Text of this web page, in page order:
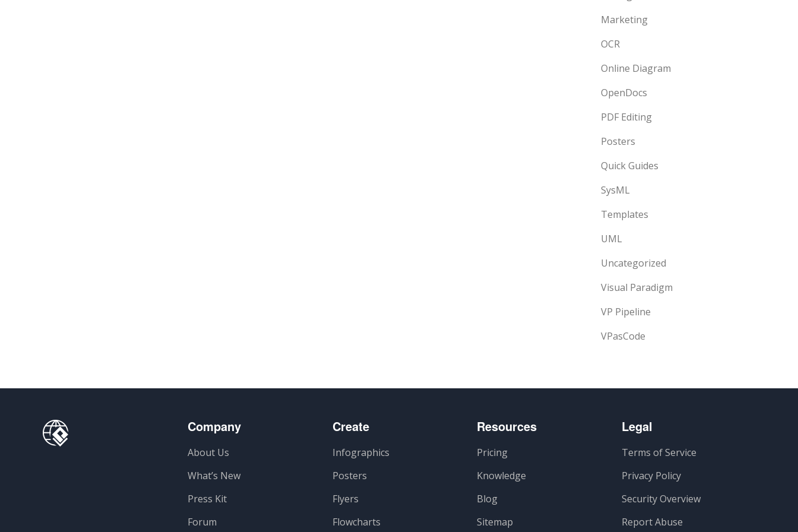
Marketing
OCR
Online Diagram
OpenDocs
PDF Editing
Posters
Quick Guides
SysML
Templates
UML
Uncategorized
Visual Paradigm
VP Pipeline
VPasCode
Company
About Us
What’s New
Press Kit
Forum
Create
Infographics
Posters
Flyers
Flowcharts
Resources
Pricing
Knowledge
Blog
Sitemap
Legal
Terms of Service
Privacy Policy
Security Overview
Report Abuse